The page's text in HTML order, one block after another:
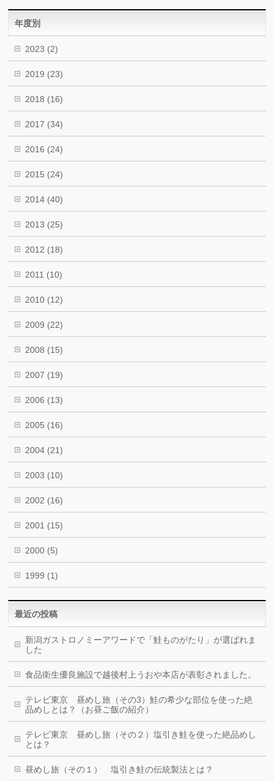
年度別
2023 (2)
2019 (23)
2018 (16)
2017 (34)
2016 (24)
2015 (24)
2014 (40)
2013 (25)
2012 (18)
2011 (10)
2010 (12)
2009 (22)
2008 (15)
2007 (19)
2006 (13)
2005 (16)
2004 (21)
2003 (10)
2002 (16)
2001 (15)
2000 (5)
1999 (1)
最近の投稿
新潟ガストロノミーアワードで「鮭ものがたり」が選ばれま
した
食品衛生優良施設で越後村上うおや本店が表彰されました。
テレビ東京 昼めし旅（その3）鮭の希少な部位を使った絶
品めしとは？（お昼ご飯の紹介）
テレビ東京 昼めし旅（その２）塩引き鮭を使った絶品めし
とは？
昼めし旅（その１） 塩引き鮭の伝統製法とは？